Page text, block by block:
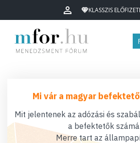
KLASSZIS
Mi vár a magyar
Mit jelentenek az adózási és
a befektetők
Merre tart az